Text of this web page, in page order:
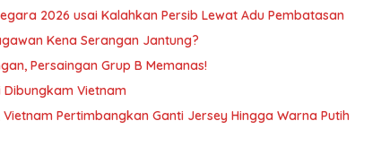
2026 usai Kalahkan Persib Lewat Adu Pembatasan
Kena Serangan Jantung?
Persaingan Grup B Memanas!
Dibungkam Vietnam
Pertimbangkan Ganti Jersey Hingga Warna Putih